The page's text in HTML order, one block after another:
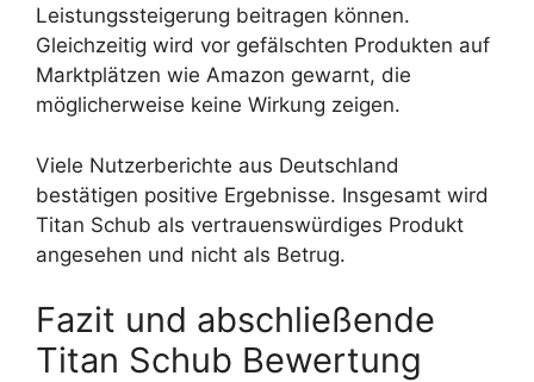
Leistungssteigerung beitragen können.
Gleichzeitig wird vor gefälschten Produkten auf
Marktplätzen wie Amazon gewarnt, die
möglicherweise keine Wirkung zeigen.
Viele Nutzerberichte aus Deutschland
bestätigen positive Ergebnisse. Insgesamt wird
Titan Schub als vertrauenswürdiges Produkt
angesehen und nicht als Betrug.
Fazit und abschließende
Titan Schub Bewertung